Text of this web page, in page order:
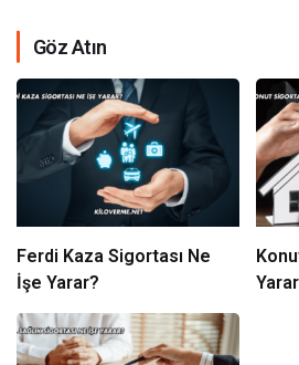
Göz Atın
Ferdi Kaza Sigortası Ne
İşe Yarar?